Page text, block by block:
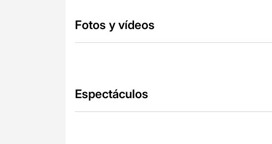
Fotos y vídeos
Espectáculos